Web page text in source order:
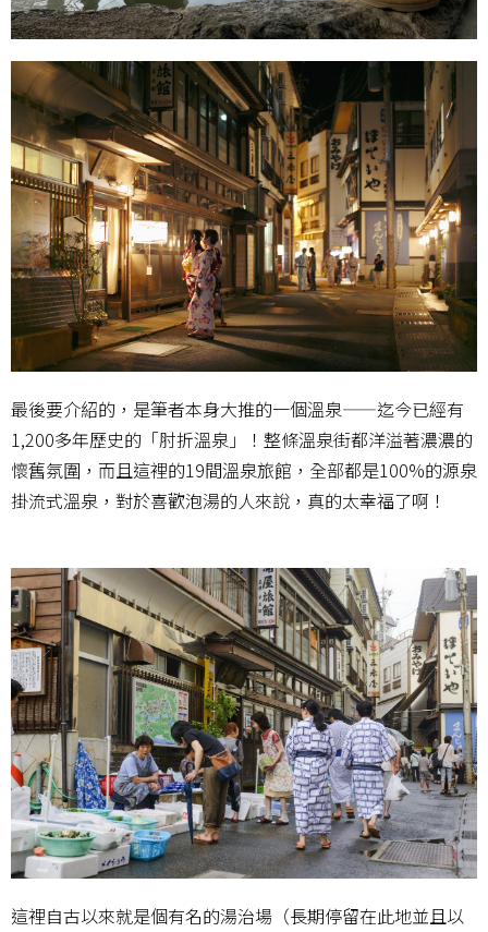
最後要介紹的，是筆者本身大推的一個溫泉——迄今已經有
1,200多年歷史的「肘折溫泉」！整條溫泉街都洋溢著濃濃的
懷舊氛圍，而且這裡的19間溫泉旅館，全部都是100%的源泉
掛流式溫泉，對於喜歡泡湯的人來說，真的太幸福了啊！
這裡自古以來就是個有名的湯治場（長期停留在此地並且以